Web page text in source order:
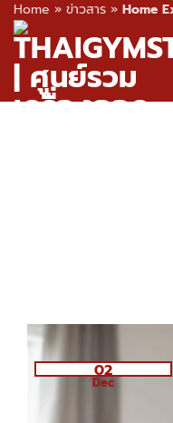
Home » ข่าวสาร » Home
Skip
content
02
Dec